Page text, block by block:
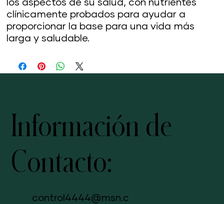
los aspectos de su salud, con nutrientes
clínicamente probados para ayudar a
proporcionar la base para una vida más
larga y saludable.
Información de
Contacto:
control4444@msn.c